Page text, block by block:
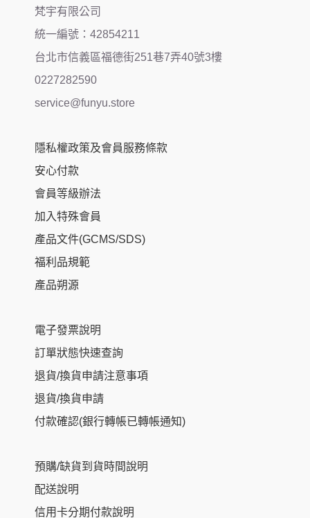
梵宇有限公司
統一編號：42854211
台北市信義區福德街251巷7弄40號3樓
0227282590
service@funyu.store
隱私權政策及會員服務條款
安心付款
會員等級辦法
加入特殊會員
產品文件(GCMS/SDS)
福利品規範
產品朔源
電子發票說明
訂單狀態快速查詢
退貨/換貨申請注意事項
退貨/換貨申請
付款確認(銀行轉帳已轉帳通知)
預購/缺貨到貨時間說明
配送說明
信用卡分期付款說明